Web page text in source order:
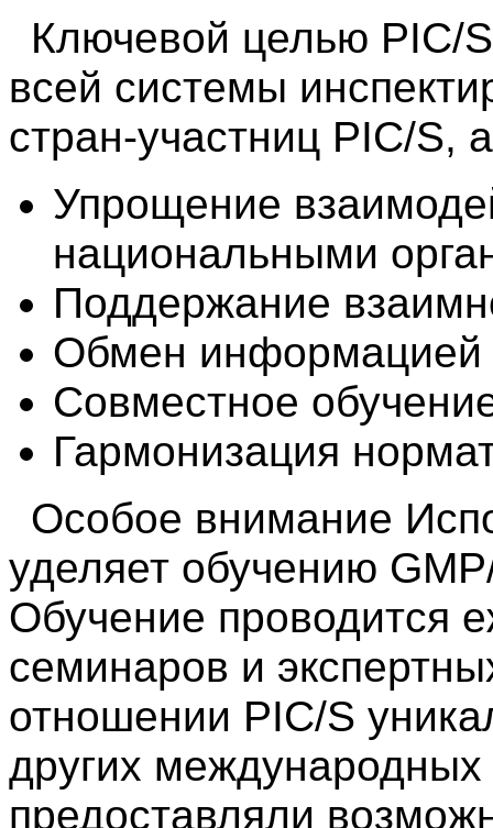
Ключевой целью PIC/
всей системы
стран-участниц PIC/S,
Упрощение
национальными
Поддержание
Обмен
Совместное
Гармонизация
Особое внимание
уделяет обучению
Обучение проводится
семинаров и
отношении PIC/S
других
предоставляли